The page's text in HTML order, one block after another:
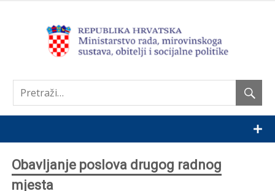
Obavljanje poslova drugog radnog
mjesta